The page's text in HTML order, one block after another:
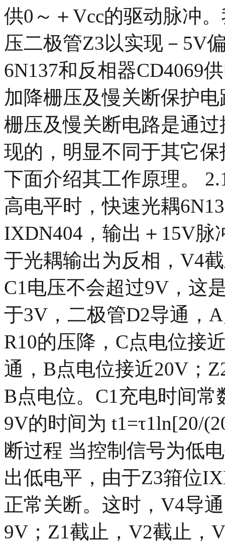
供0～＋Vcc的驱动脉冲
压二极管Z3以实现－5V
6N137和反相器CD4069
加降栅压及慢关断保护
栅压及慢关断电路是通
现的，明显不同于其它
下面介绍其工作原理。
高电平时，快速光耦
IXDN404，输出＋15V
于光耦输出为反相，V4
C1电压不会超过9V，这
于3V，二极管D2导通，
R10的压降，C点电位接
通，B点电位接近20V；
B点电位。C1充电时间常
9V的时间为 t1=τ1ln[20/
断过程 当控制信号为低
出低电平，由于Z3箝位
正常关断。这时，V4导
9V；Z1截止，V2截止，